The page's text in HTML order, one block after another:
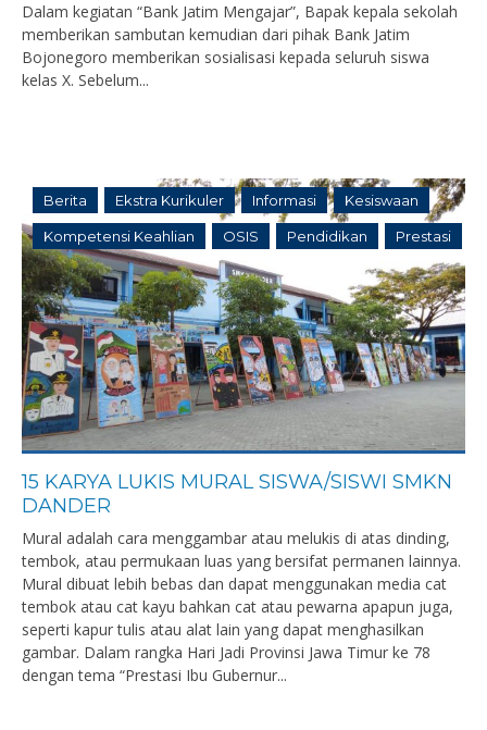
Dalam kegiatan “Bank Jatim Mengajar”, Bapak kepala sekolah
memberikan sambutan kemudian dari pihak Bank Jatim
Bojonegoro memberikan sosialisasi kepada seluruh siswa
kelas X. Sebelum...
Berita Ekstra Kurikuler Informasi Kesiswaan
Kompetensi Keahlian OSIS Pendidikan Prestasi
15 KARYA LUKIS MURAL SISWA/SISWI SMKN
DANDER
Mural adalah cara menggambar atau melukis di atas dinding,
tembok, atau permukaan luas yang bersifat permanen lainnya.
Mural dibuat lebih bebas dan dapat menggunakan media cat
tembok atau cat kayu bahkan cat atau pewarna apapun juga,
seperti kapur tulis atau alat lain yang dapat menghasilkan
gambar. Dalam rangka Hari Jadi Provinsi Jawa Timur ke 78
dengan tema “Prestasi Ibu Gubernur...